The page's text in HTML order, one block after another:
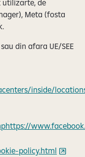
de
Meta (fosta
din afara UE/SEE
inside/
policy.html